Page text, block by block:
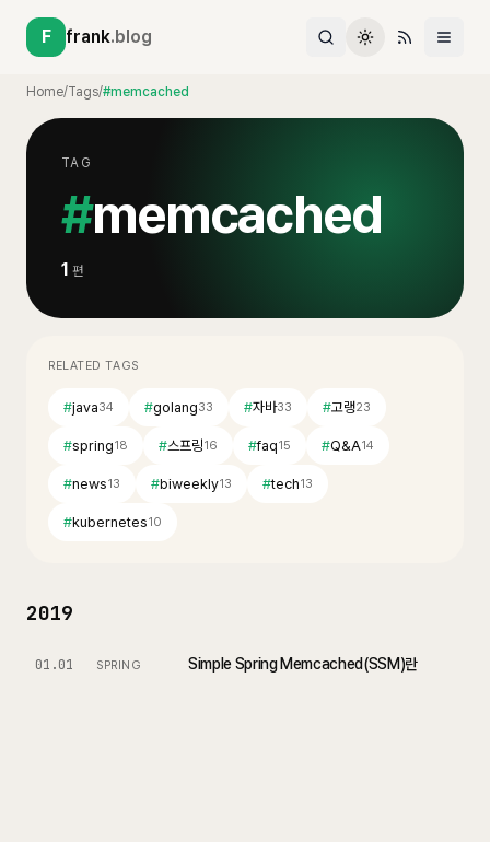
F frank.blog
Home/Tags/#memcached
TAG
#memcached
1 편
RELATED TAGS
#java34 #golang33 #자바33 #고랭23
#spring18 #스프링16 #faq15 #Q&A14
#news13 #biweekly13 #tech13
#kubernetes10
2019
01.01 SPRING Simple Spring Memcached(SSM)란